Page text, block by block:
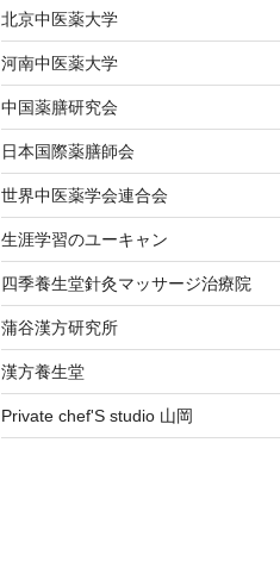
北京中医薬大学
河南中医薬大学
中国薬膳研究会
日本国際薬膳師会
世界中医薬学会連合会
生涯学習のユーキャン
四季養生堂針灸マッサージ治療院
蒲谷漢方研究所
漢方養生堂
Private chef'S studio 山岡